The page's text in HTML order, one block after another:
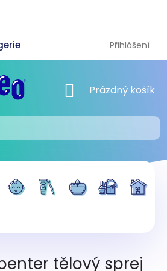
Přihlášení
NÁKUPNÍ KOŠÍK
Prázdný košík
tělový sprej